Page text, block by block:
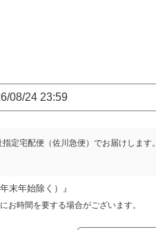
08/24 23:59
指定宅配便（佐川急便） でお届けします。
末年始除く）』
時間を要する場合がございます。